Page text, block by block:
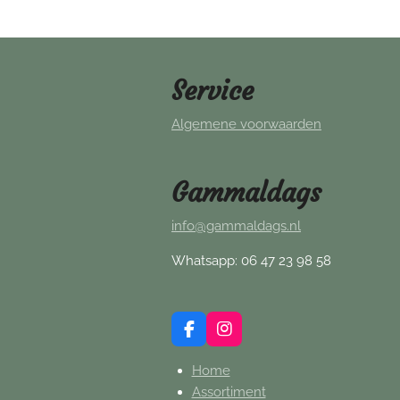
Service
Algemene voorwaarden
Gammaldags
info@gammaldags.nl
Whatsapp: 06 47 23 98 58
F
a
c
e
I
n
s
t
Home
Assortiment